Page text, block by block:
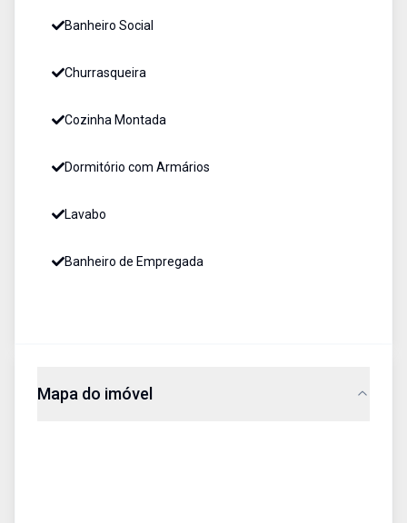
Banheiro Social
Churrasqueira
Cozinha Montada
Dormitório com Armários
Lavabo
Banheiro de Empregada
Mapa do imóvel